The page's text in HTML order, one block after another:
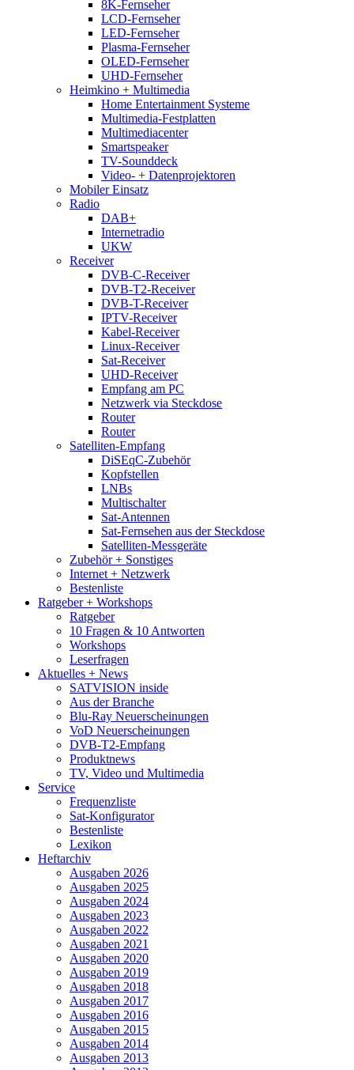
8K-Fernseher
LCD-Fernseher
LED-Fernseher
Plasma-Fernseher
OLED-Fernseher
UHD-Fernseher
Heimkino + Multimedia
Home Entertainment Systeme
Multimedia-Festplatten
Multimediacenter
Smartspeaker
TV-Sounddeck
Video- + Datenprojektoren
Mobiler Einsatz
Radio
DAB+
Internetradio
UKW
Receiver
DVB-C-Receiver
DVB-T2-Receiver
DVB-T-Receiver
IPTV-Receiver
Kabel-Receiver
Linux-Receiver
Sat-Receiver
UHD-Receiver
Empfang am PC
Netzwerk via Steckdose
Router
Router
Satelliten-Empfang
DiSEqC-Zubehör
Kopfstellen
LNBs
Multischalter
Sat-Antennen
Sat-Fernsehen aus der Steckdose
Satelliten-Messgeräte
Zubehör + Sonstiges
Internet + Netzwerk
Bestenliste
Ratgeber + Workshops
Ratgeber
10 Fragen & 10 Antworten
Workshops
Leserfragen
Aktuelles + News
SATVISION inside
Aus der Branche
Blu-Ray Neuerscheinungen
VoD Neuerscheinungen
DVB-T2-Empfang
Produktnews
TV, Video und Multimedia
Service
Frequenzliste
Sat-Konfigurator
Bestenliste
Lexikon
Heftarchiv
Ausgaben 2026
Ausgaben 2025
Ausgaben 2024
Ausgaben 2023
Ausgaben 2022
Ausgaben 2021
Ausgaben 2020
Ausgaben 2019
Ausgaben 2018
Ausgaben 2017
Ausgaben 2016
Ausgaben 2015
Ausgaben 2014
Ausgaben 2013